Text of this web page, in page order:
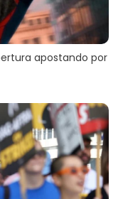
apostando por